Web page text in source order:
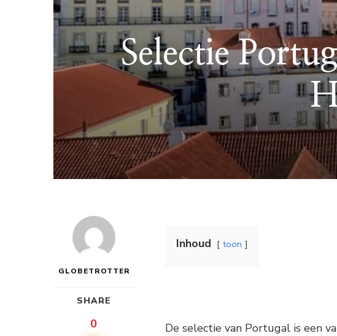
Selectie
GLOBETROTTER
SHARE
0
Inhoud toon
De selectie van Portugal is een